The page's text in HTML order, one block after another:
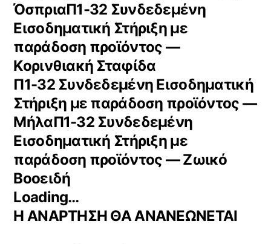
ΌσπριαΠ1-32 Συνδεδεμένη
Εισοδηματική Στήριξη με
παράδοση προϊόντος —
Κορινθιακή Σταφίδα
Π1-32 Συνδεδεμένη Εισοδηματική
Στήριξη με παράδοση προϊόντος —
ΜήλαΠ1-32 Συνδεδεμένη
Εισοδηματική Στήριξη με
παράδοση προϊόντος — Ζωικό
Βοοειδή
Loading…
Η ΑΝΑΡΤΗΣΗ ΘΑ ΑΝΑΝΕΩΝΕΤΑΙ